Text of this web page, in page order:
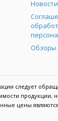
Новости
Обзоры
следует
цены